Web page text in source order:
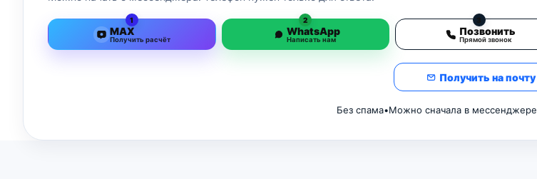
1
MAX
Получить расчёт
2
WhatsApp
Написать нам
3
Позвонить
Прямой звонок
Получить на почту
Без спама•Можно сначала в мессенджере